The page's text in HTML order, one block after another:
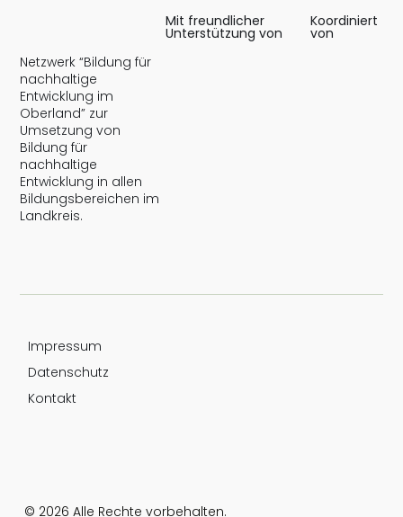
Netzwerk “Bildung für
nachhaltige
Entwicklung im
Oberland” zur
Umsetzung von
Bildung für
nachhaltige
Entwicklung in allen
Bildungsbereichen im
Landkreis.
Koordiniert
von
Mit freundlicher
Unterstützung von
© 2026 Alle Rechte vorbehalten.
Impressum
Datenschutz
Kontakt